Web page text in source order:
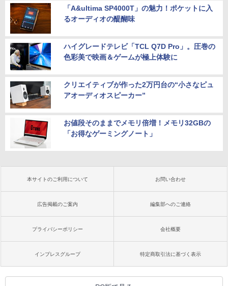
「A&ultima SP4000T」の魅力！ポケットに入
るオーディオの醍醐味
ハイグレードテレビ「TCL Q7D Pro」。圧巻の
色彩美で映画＆ゲームが極上体験に
クリエイティブが作った2万円台の“小さなピュ
アオーディオスピーカー”
お値段そのままでメモリ倍増！メモリ32GBの
「お得なゲーミングノート」
本サイトのご利用について お問い合わせ
広告掲載のご案内 編集部へのご連絡
プライバシーポリシー 会社概要
インプレスグループ 特定商取引法に基づく表示